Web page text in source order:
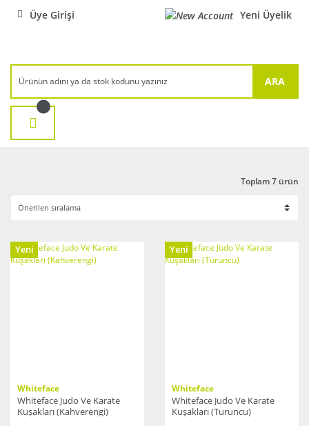
Üye Girişi Yeni Üyelik
ARA
Toplam 7 ürün
Yeni
Whiteface
Whiteface Judo Ve Karate
Kuşakları (Kahverengi)
Yeni
Whiteface
Whiteface Judo Ve Karate
Kuşakları (Turuncu)